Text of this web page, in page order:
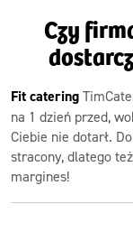
Czy
Fit catering
na 1 dzień przed,
Ciebie nie dotarł.
stracony, dlatego
margines!